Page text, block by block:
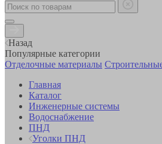
Назад
Популярные категории
Отделочные материалы
Главная
Каталог
Инженерные системы
Водоснабжение
ПНД
Уголки ПНД